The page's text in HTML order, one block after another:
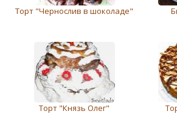
Торт "Чернослив в шоколаде"
Торт "Князь Олег"